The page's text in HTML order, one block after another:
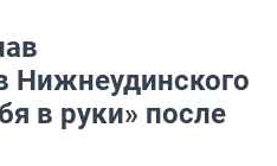
Нижнеудинского
в руки» после